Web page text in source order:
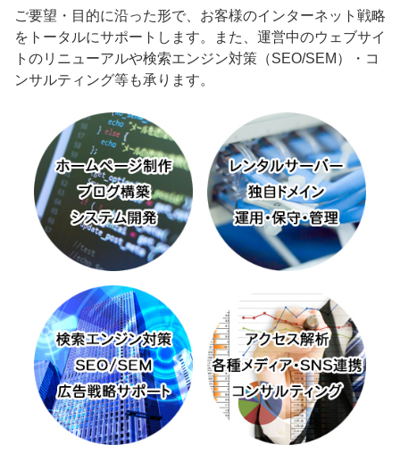
ご要望・目的に沿った形で、お客様のインターネット戦略
をトータルにサポートします。また、運営中のウェブサイ
トのリニューアルや検索エンジン対策（SEO/SEM）・コ
ンサルティング等も承ります。